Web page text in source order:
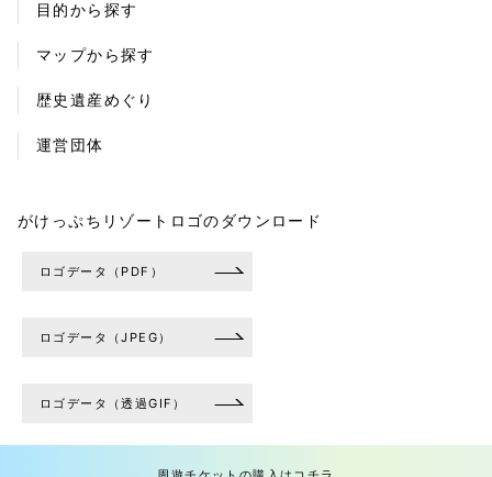
目的から探す
マップから探す
歴史遺産めぐり
運営団体
がけっぷちリゾートロゴのダウンロード
ロゴデータ（PDF）
ロゴデータ（JPEG）
ロゴデータ（透過GIF）